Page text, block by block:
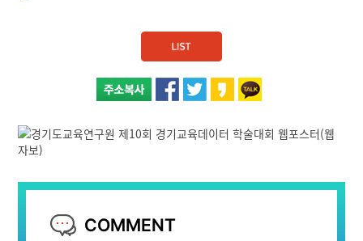
COMMENT